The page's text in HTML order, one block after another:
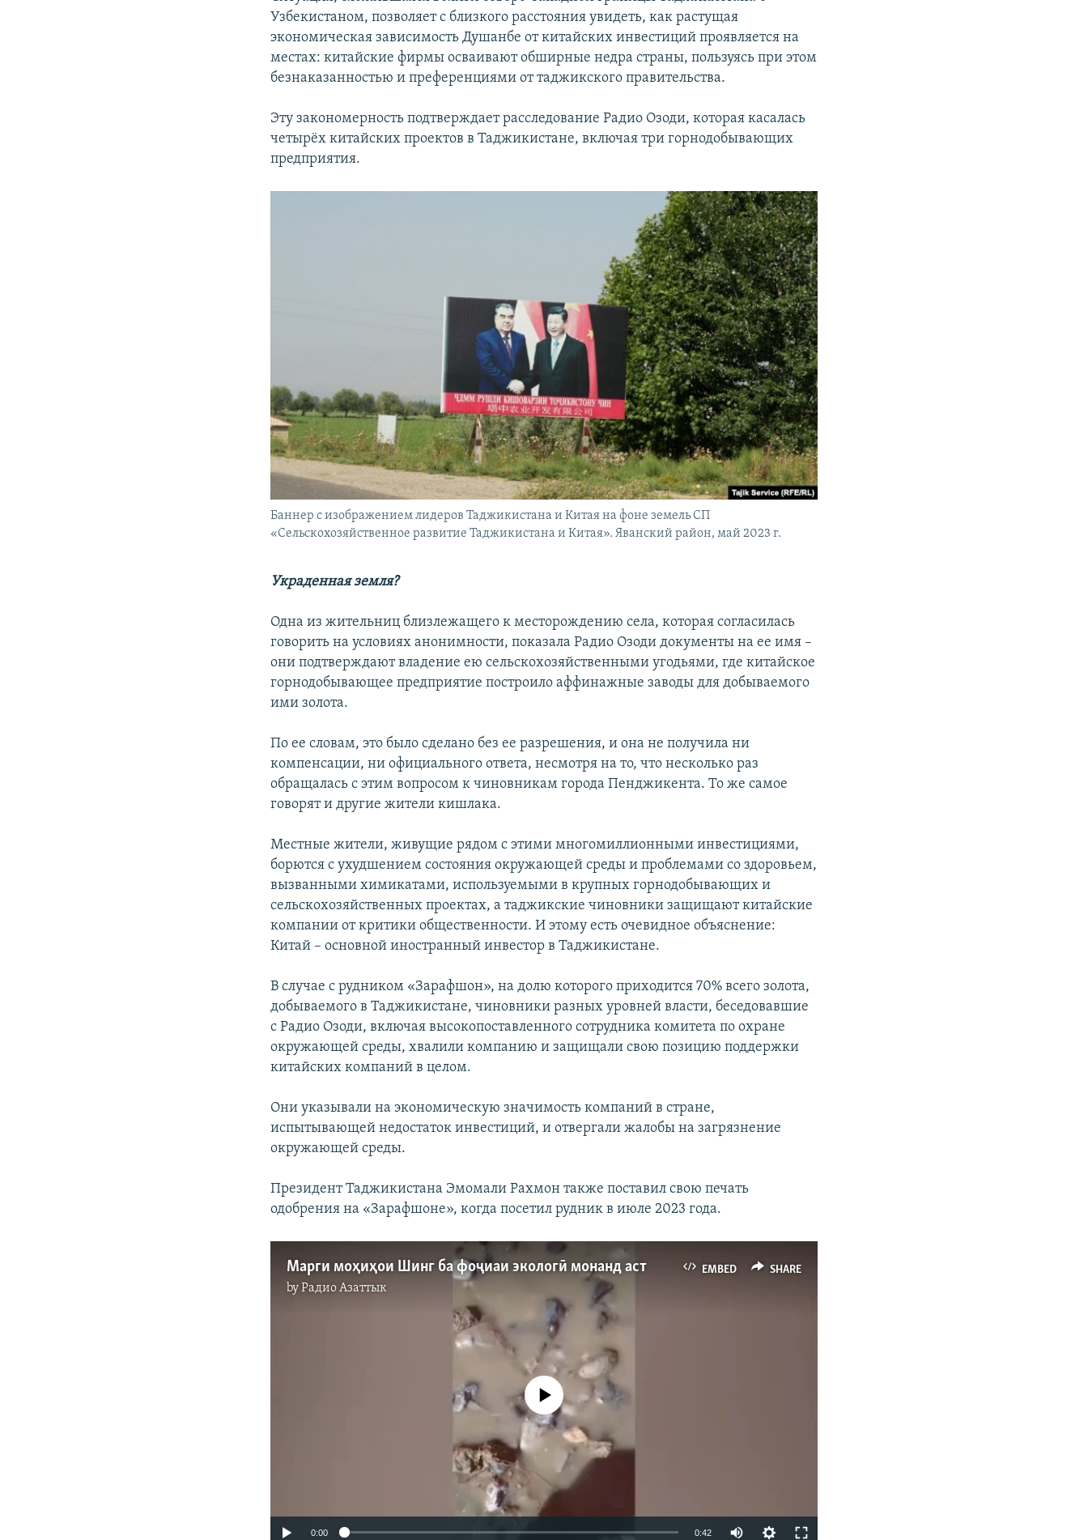
Узбекистаном, позволяет с близкого расстояния увидеть, как растущая
экономическая зависимость Душанбе от китайских инвестиций проявляется на
местах: китайские фирмы осваивают обширные недра страны, пользуясь при этом
безнаказанностью и преференциями от таджикского правительства.
Эту закономерность подтверждает расследование Радио Озоди, которая касалась
четырёх китайских проектов в Таджикистане, включая три горнодобывающих
предприятия.
Баннер с изображением лидеров Таджикистана и Китая на фоне земель СП
«Сельскохозяйственное развитие Таджикистана и Китая». Яванский район, май 2023 г.
Украденная земля?
Одна из жительниц близлежащего к месторождению села, которая согласилась
говорить на условиях анонимности, показала Радио Озоди документы на ее имя –
они подтверждают владение ею сельскохозяйственными угодьями, где китайское
горнодобывающее предприятие построило аффинажные заводы для добываемого
ими золота.
По ее словам, это было сделано без ее разрешения, и она не получила ни
компенсации, ни официального ответа, несмотря на то, что несколько раз
обращалась с этим вопросом к чиновникам города Пенджикента. То же самое
говорят и другие жители кишлака.
Местные жители, живущие рядом с этими многомиллионными инвестициями,
борются с ухудшением состояния окружающей среды и проблемами со здоровьем,
вызванными химикатами, используемыми в крупных горнодобывающих и
сельскохозяйственных проектах, а таджикские чиновники защищают китайские
компании от критики общественности. И этому есть очевидное объяснение:
Китай – основной иностранный инвестор в Таджикистане.
В случае с рудником «Зарафшон», на долю которого приходится 70% всего золота,
добываемого в Таджикистане, чиновники разных уровней власти, беседовавшие
с Радио Озоди, включая высокопоставленного сотрудника комитета по охране
окружающей среды, хвалили компанию и защищали свою позицию поддержки
китайских компаний в целом.
Они указывали на экономическую значимость компаний в стране,
испытывающей недостаток инвестиций, и отвергали жалобы на загрязнение
окружающей среды.
Президент Таджикистана Эмомали Рахмон также поставил свою печать
одобрения на «Зарафшоне», когда посетил рудник в июле 2023 года.
EMBED SHARE
Марги моҳиҳои Шинг ба фоҷиаи экологӣ монанд аст
byРадио Азаттык
No media source currently available
0:00 0:42